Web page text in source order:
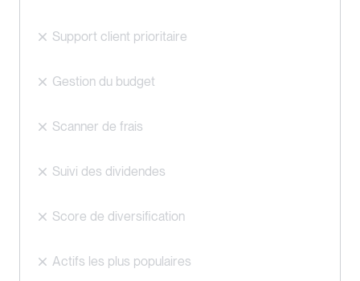
Support client prioritaire
Gestion du budget
Scanner de frais
Suivi des dividendes
Score de diversification
Actifs les plus populaires